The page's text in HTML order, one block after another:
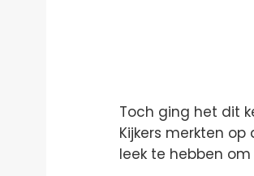
Toch ging het dit
Kijkers merkten
leek te hebben